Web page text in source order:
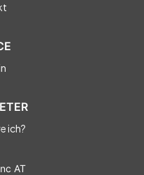
ich?
AT